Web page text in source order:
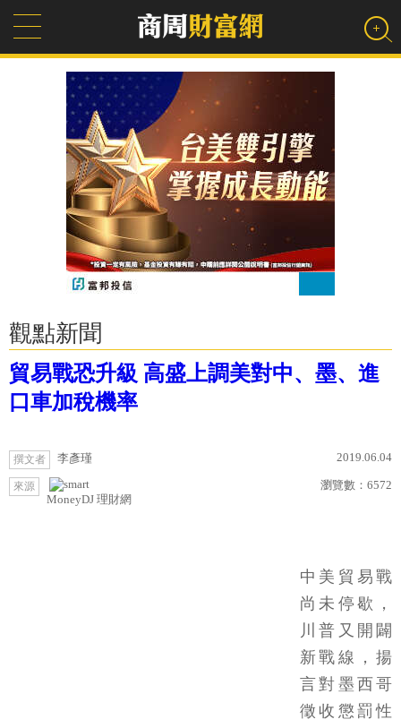
觀點新聞
貿易戰恐升級 高盛上調美對中、墨、進
口車加稅機率
撰文者 李彥瑾 2019.06.04
來源
MoneyDJ 理財網
瀏覽數： 6572
中美貿易戰
尚未停歇，
川普又開闢
新戰線，揚
言對墨西哥
徵收懲罰性